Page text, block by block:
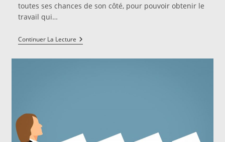
toutes ses chances de son côté, pour pouvoir obtenir le
travail qui…
Continuer La LectureComment
Mettre
?